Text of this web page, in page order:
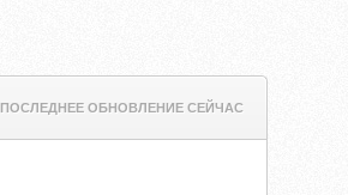
ПОСЛЕДНЕЕ ОБНОВЛЕНИЕ СЕЙЧАС